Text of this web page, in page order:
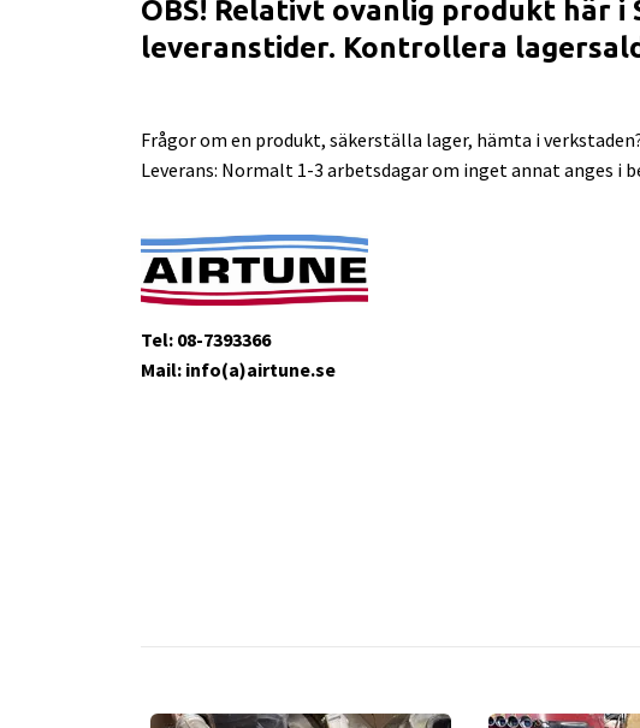
OBS! Relativt ovanlig produkt här
leveranstider. Kontrollera
Frågor om en produkt, säkerställa lager, hämta i
Leverans: Normalt 1-3 arbetsdagar om inget annat anges i
Tel: 08-7393366
Mail: info(a)airtune.se